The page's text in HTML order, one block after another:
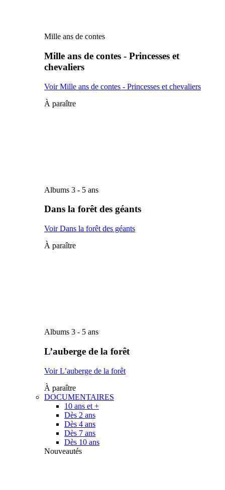
Mille ans de contes
Mille ans de contes - Princesses et
chevaliers
Voir Mille ans de contes - Princesses et chevaliers
À paraître
Albums 3 - 5 ans
Dans la forêt des géants
Voir Dans la forêt des géants
À paraître
Albums 3 - 5 ans
L’auberge de la forêt
Voir L’auberge de la forêt
À paraître
DOCUMENTAIRES
10 ans et +
Dès 2 ans
Dès 4 ans
Dès 7 ans
Dès 10 ans
Nouveautés